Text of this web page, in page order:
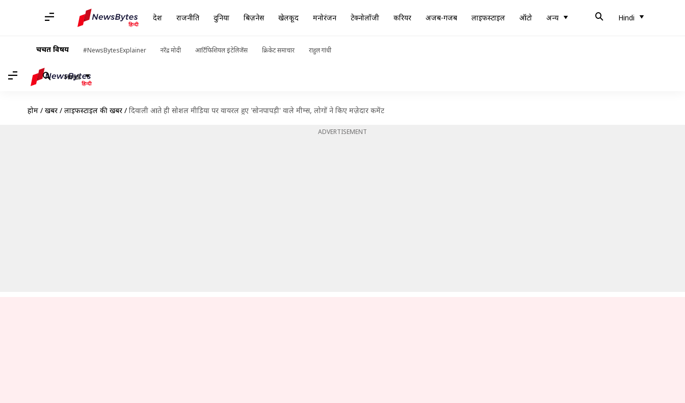
देश राजनीति दुनिया बिज़नेस खेलकूद मनोरंजन टेक्नोलॉजी करियर अजब-गजब लाइफस्टाइल ऑटो अन्य Hindi
चर्चित विषय #NewsBytesExplainer नरेंद्र मोदी आर्टिफिशियल इंटेलिजेंस क्रिकेट समाचार राहुल गांधी
Hindi
होम / खबरें / लाइफस्टाइल की खबरें / दिवाली आते ही सोशल मीडिया पर वायरल हुए 'सोनपापड़ी' वाले मीम्स, लोगों ने किए मज़ेदार कमेंट
ADVERTISEMENT